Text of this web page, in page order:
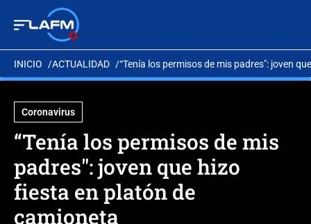
INICIO ACTUALIDAD “Tenía los permisos de mis padres": joven
Coronavirus
“Tenía los permisos de mis
padres": joven que hizo
fiesta en platón de
camioneta